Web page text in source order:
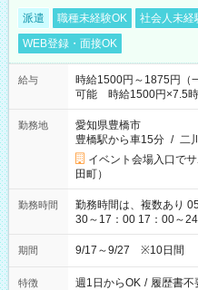
派遣 職種未経験OK 社会人未経
WEB登録・面接OK
給与
時給1500円～1875円（
可能 時給1500円×7.5時
勤務地
愛知県豊橋市
豊橋駅から車15分 / 二
イベント会場入口で
田町）
勤務時間
勤務時間は、複数あり
30～17：00 17：00～
務もあります。 【休憩】60分+他休憩あり 交替で取得します。
安全面に配慮しこまめな
期間 9/17～9/27 ※10日間
特徴 週1日からOK / 履歴書不